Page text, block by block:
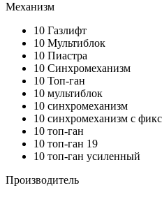
Механизм
10 Газлифт
10 Мультиблок
10 Пиастра
10 Синхромеханизм
10 Топ-ган
10 мультиблок
10 синхромеханизм
10 синхромеханизм с
10 топ-ган
10 топ-ган 19
10 топ-ган усиленный
Производитель